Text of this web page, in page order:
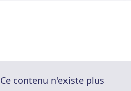
Ce contenu n'existe plus